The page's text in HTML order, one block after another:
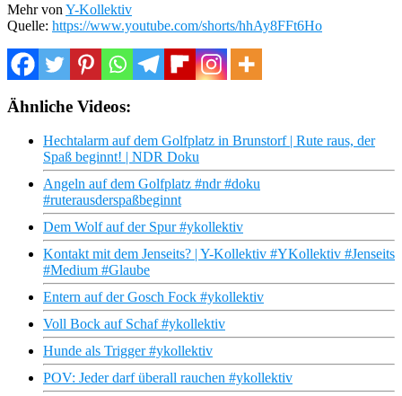
Mehr von Y-Kollektiv
Quelle: https://www.youtube.com/shorts/hhAy8FFt6Ho
Ähnliche Videos:
Hechtalarm auf dem Golfplatz in Brunstorf | Rute raus, der
Spaß beginnt! | NDR Doku
Angeln auf dem Golfplatz #ndr #doku
#ruterausderspaßbeginnt
Dem Wolf auf der Spur #ykollektiv
Kontakt mit dem Jenseits? | Y-Kollektiv #YKollektiv #Jenseits
#Medium #Glaube
Entern auf der Gosch Fock #ykollektiv
Voll Bock auf Schaf #ykollektiv
Hunde als Trigger #ykollektiv
POV: Jeder darf überall rauchen #ykollektiv